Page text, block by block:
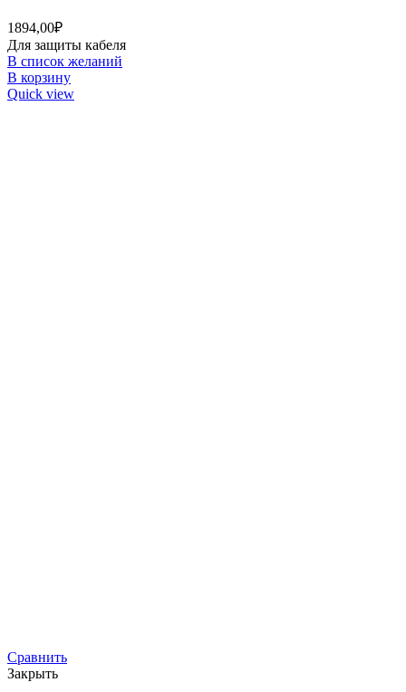
1894,00₽
Для защиты кабеля
В список желаний
В корзину
Quick view
Сравнить
Закрыть